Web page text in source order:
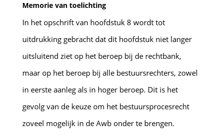
Memorie van toelichting
In het opschrift van hoofdstuk 8 wordt tot
uitdrukking gebracht dat dit hoofdstuk niet langer
uitsluitend ziet op het beroep bij de rechtbank,
maar op het beroep bij alle bestuursrechters, zowel
in eerste aanleg als in hoger beroep. Dit is het
gevolg van de keuze om het bestuursprocesrecht
zoveel mogelijk in de Awb onder te brengen.